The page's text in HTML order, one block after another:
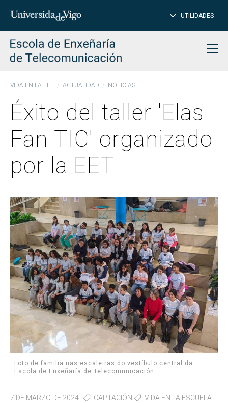
Insertar
para
buscar
UTILIDADES
VIDA EN LA EET ACTUALIDAD NOTICIAS
Éxito del taller 'Elas
Fan TIC' organizado
por la EET
Foto de familia nas escaleiras do vestíbulo central da
Escola de Enxeñaría de Telecomunicación
7 DE MARZO DE 2024 CAPTACIÓN VIDA EN LA ESCUELA